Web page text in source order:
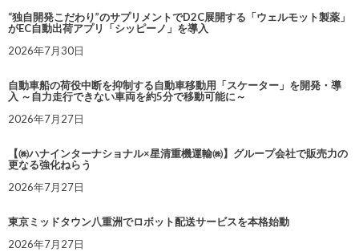
“独自開発こだわり”のサプリメントでD2C展開する「ウェルモット製薬」
がEC自動出荷アプリ「シッピーノ」を導入
2026年7月30日
自動車船の荷役中断を抑制する自動車移動用「スケーター」を開発・導
入 ～自力走行できない車両を約5分で移動可能に～
2026年7月27日
【㈱ハナインターナショナル×星清重機運輸㈱】グループ会社で販売力の
更なる強化ねらう
2026年7月27日
東京ミッドタウン八重洲でロボット配送サービスを本格始動
2026年7月27日